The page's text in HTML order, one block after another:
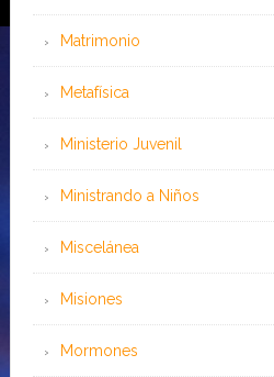
Matrimonio
Metafísica
Ministerio Juvenil
Ministrando a Niños
Miscelánea
Misiones
Mormones